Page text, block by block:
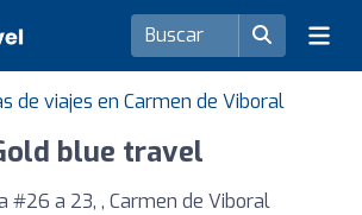
de viajes en Carmen de Viboral
blue travel
#26 a 23, , Carmen de Viboral